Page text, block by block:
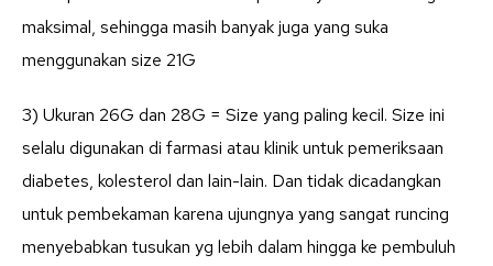
maksimal, sehingga masih banyak juga yang suka
menggunakan size 21G
3) Ukuran 26G dan 28G = Size yang paling kecil. Size ini
selalu digunakan di farmasi atau klinik untuk pemeriksaan
diabetes, kolesterol dan lain-lain. Dan tidak dicadangkan
untuk pembekaman karena ujungnya yang sangat runcing
menyebabkan tusukan yg lebih dalam hingga ke pembuluh